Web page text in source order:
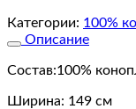
Категории: 100%
Описание
Состав:100%
Ширина: 149 см